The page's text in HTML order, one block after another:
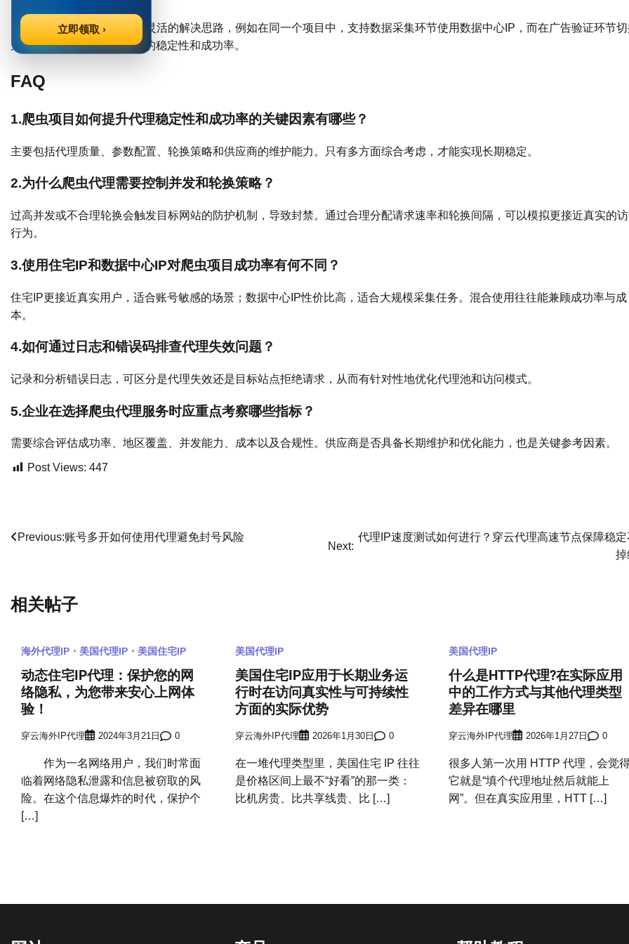
穿云代理在这一点上提供了灵活的解决思路，例如在同一个项目中，支持数据采集环节使用数据中心IP，而在广告验证环节
为住宅IP，以确保不同阶段的稳定性和成功率。
FAQ
1.爬虫项目如何提升代理稳定性和成功率的关键因素有哪些？
主要包括代理质量、参数配置、轮换策略和供应商的维护能力。只有多方面综合考虑，才能实现长期稳定。
2.为什么爬虫代理需要控制并发和轮换策略？
过高并发或不合理轮换会触发目标网站的防护机制，导致封禁。通过合理分配请求速率和轮换间隔，可以模拟更接近真实的
行为。
3.使用住宅IP和数据中心IP对爬虫项目成功率有何不同？
住宅IP更接近真实用户，适合账号敏感的场景；数据中心IP性价比高，适合大规模采集任务。混合使用往往能兼顾成功率与成
本。
4.如何通过日志和错误码排查代理失效问题？
记录和分析错误日志，可区分是代理失效还是目标站点拒绝请求，从而有针对性地优化代理池和访问模式。
5.企业在选择爬虫代理服务时应重点考察哪些指标？
需要综合评估成功率、地区覆盖、并发能力、成本以及合规性。供应商是否具备长期维护和优化能力，也是关键参考因素。
Post Views: 447
文
导
Previous:账号多开如何使用代理避免封号风险
Next:
代理IP速度测试如何进行？穿云代理高速节点保障稳定
掉
相关帖子
海外代理IP 美国代理IP 美国住宅IP
动态住宅IP代理：保护您的网
络隐私，为您带来安心上网体
验！
穿云海外IP代理 2024年3月21日 0
作为一名网络用户，我们时常面
临着网络隐私泄露和信息被窃取的风
险。在这个信息爆炸的时代，保护个
[…]
美国代理IP
美国住宅IP应用于长期业务运
行时在访问真实性与可持续性
方面的实际优势
穿云海外IP代理 2026年1月30日 0
在一堆代理类型里，美国住宅 IP 往往
是价格区间上最不“好看”的那一类：
比机房贵、比共享线贵、比 […]
美国代理IP
什么是HTTP代理?在实际应用
中的工作方式与其他代理类型
差异在哪里
穿云海外IP代理 2026年1月27日 0
很多人第一次用 HTTP 代理，会觉
它就是“填个代理地址然后就能上
网”。但在真实应用里，HTT […]
立即领取 ›